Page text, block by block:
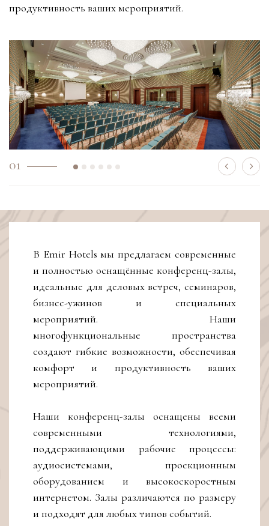
продуктивность ваших мероприятий.
01
В Emir Hotels мы предлагаем современные
и полностью оснащённые конференц-залы,
идеальные для деловых встреч, семинаров,
бизнес-ужинов и специальных
мероприятий. Наши
многофункциональные пространства
создают гибкие возможности, обеспечивая
комфорт и продуктивность ваших
мероприятий.
Наши конференц-залы оснащены всеми
современными технологиями,
поддерживающими рабочие процессы:
аудиосистемами, проекционным
оборудованием и высокоскоростным
интернетом. Залы различаются по размеру
и подходят для любых типов событий.